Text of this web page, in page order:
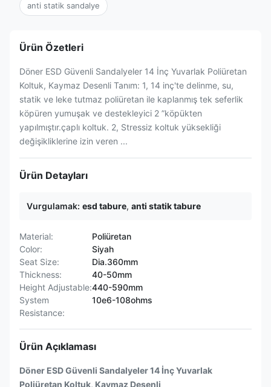
anti statik sandalye
Ürün Özetleri
Döner ESD Güvenli Sandalyeler 14 İnç Yuvarlak Poliüretan
Koltuk, Kaymaz Desenli Tanım: 1, 14 inç'te delinme, su,
statik ve leke tutmaz poliüretan ile kaplanmış tek seferlik
köpüren yumuşak ve destekleyici 2 ”köpükten
yapılmıştır.çaplı koltuk. 2, Stressiz koltuk yüksekliği
değişikliklerine izin veren ...
Ürün Detayları
Vurgulamak: esd tabure, anti statik tabure
Material:
Poliüretan
Color:
Siyah
Seat Size:
Dia.360mm
Thickness:
40-50mm
Height Adjustable:440-590mm
System
Resistance:
10e6-108ohms
Ürün Açıklaması
Döner ESD Güvenli Sandalyeler 14 İnç Yuvarlak
Poliüretan Koltuk, Kaymaz Desenli